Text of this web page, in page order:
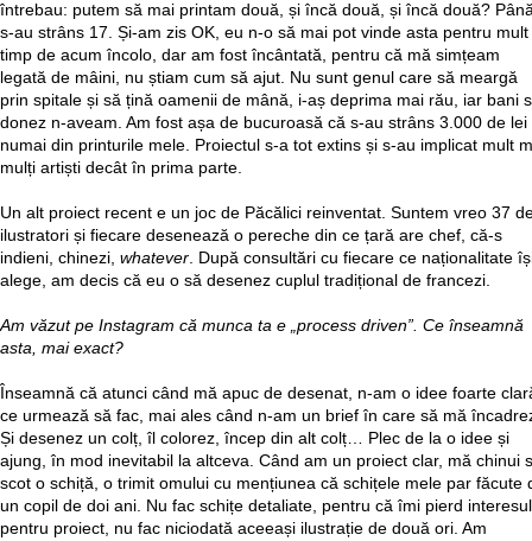
întrebau: putem să mai printam două, și încă două, și încă două?
s-au strâns 17. Și-am zis OK, eu n-o să mai pot vinde asta pentru mult
timp de acum încolo, dar am fost încântată, pentru că mă simțeam
legată de mâini, nu știam cum să ajut. Nu sunt genul care să meargă
prin spitale și să țină oamenii de mână, i-aș deprima mai rău, iar bani
donez n-aveam. Am fost așa de bucuroasă că s-au strâns 3.000 de lei
numai din printurile mele. Proiectul s-a tot extins și s-au implicat mult
mulți artiști decât în prima parte.
Un alt proiect recent e un joc de Păcălici reinventat. Suntem vreo 37
ilustratori și fiecare desenează o pereche din ce țară are chef, că-s
indieni, chinezi, whatever. După consultări cu fiecare ce naționalitate
alege, am decis că eu o să desenez cuplul tradițional de francezi.
Am văzut pe Instagram că munca ta e „process driven”. Ce înseamnă
asta, mai exact?
Înseamnă că atunci când mă apuc de desenat, n-am o idee foarte
ce urmează să fac, mai ales când n-am un brief în care să mă
Și desenez un colț, îl colorez, încep din alt colț… Plec de la o idee și
ajung, în mod inevitabil la altceva. Când am un proiect clar, mă chinui
scot o schiță, o trimit omului cu mențiunea că schițele mele par făcute
un copil de doi ani. Nu fac schițe detaliate, pentru că îmi pierd interesul
pentru proiect, nu fac niciodată aceeași ilustrație de două ori. Am